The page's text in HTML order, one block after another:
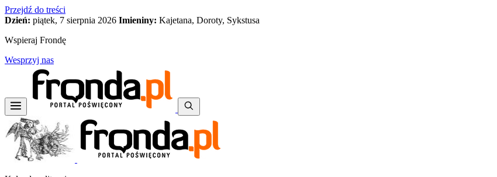
Przejdź do treści
Dzień: piątek, 7 sierpnia 2026 Imieniny: Kajetana, Doroty, Sykstusa
Wspieraj Frondę
Wesprzyj nas